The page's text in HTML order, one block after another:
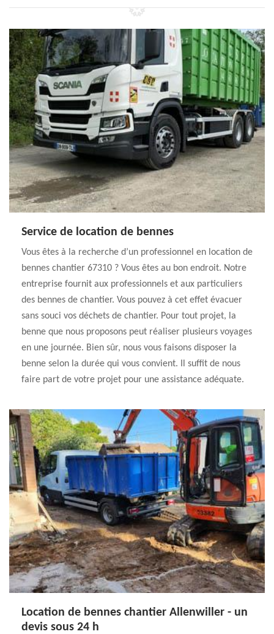
Service de location de bennes
Vous êtes à la recherche d’un professionnel en location de
bennes chantier 67310 ? Vous êtes au bon endroit. Notre
entreprise fournit aux professionnels et aux particuliers
des bennes de chantier. Vous pouvez à cet effet évacuer
sans souci vos déchets de chantier. Pour tout projet, la
benne que nous proposons peut réaliser plusieurs voyages
en une journée. Bien sûr, nous vous faisons disposer la
benne selon la durée qui vous convient. Il suffit de nous
faire part de votre projet pour une assistance adéquate.
Location de bennes chantier Allenwiller - un
devis sous 24 h